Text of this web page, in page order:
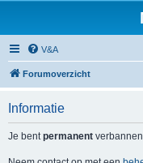
V&A
Forumoverzicht
Informatie
Je bentpermanent